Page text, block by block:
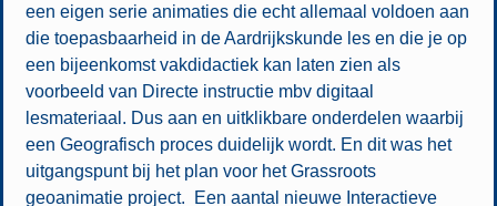
een eigen serie animaties die echt allemaal voldoen aan
die toepasbaarheid in de Aardrijkskunde les en die je op
een bijeenkomst vakdidactiek kan laten zien als
voorbeeld van Directe instructie mbv digitaal
lesmateriaal. Dus aan en uitklikbare onderdelen waarbij
een Geografisch proces duidelijk wordt. En dit was het
uitgangspunt bij het plan voor het Grassroots
geoanimatie project. Een aantal nieuwe Interactieve